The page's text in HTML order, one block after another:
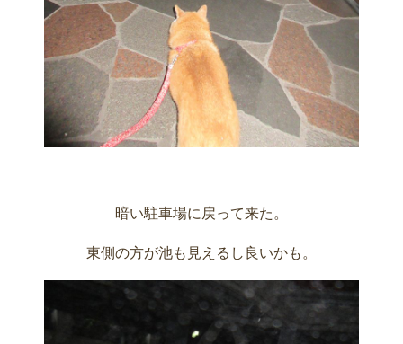
暗い駐車場に戻って来た。
東側の方が池も見えるし良いかも。